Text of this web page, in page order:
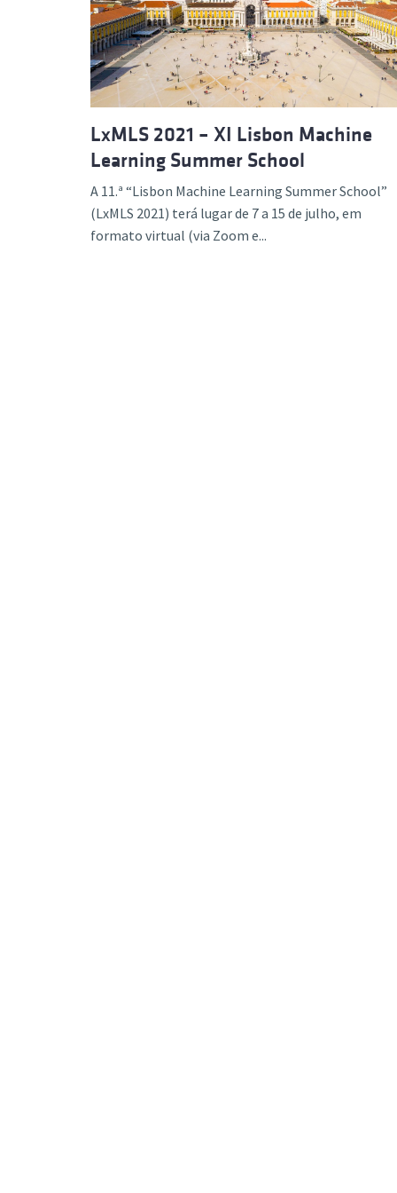
LxMLS 2021 – XI Lisbon Machine
Learning Summer School
A 11.ª “Lisbon Machine Learning Summer School”
(LxMLS 2021) terá lugar de 7 a 15 de julho, em
formato virtual (via Zoom e...